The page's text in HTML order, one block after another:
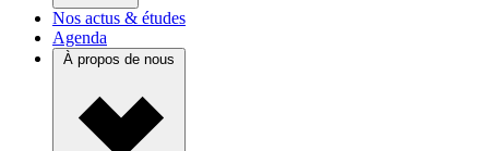
Nos actus & études
Agenda
À propos de nous